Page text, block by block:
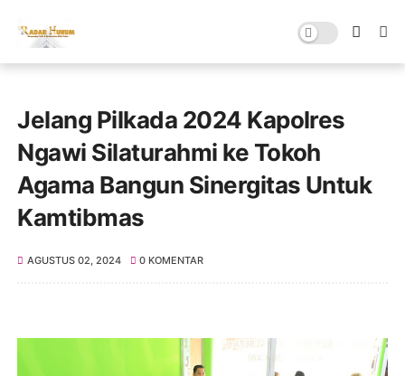
Jelang Pilkada 2024 Kapolres
Ngawi Silaturahmi ke Tokoh
Agama Bangun Sinergitas Untuk
Kamtibmas
AGUSTUS 02, 2024 0 KOMENTAR